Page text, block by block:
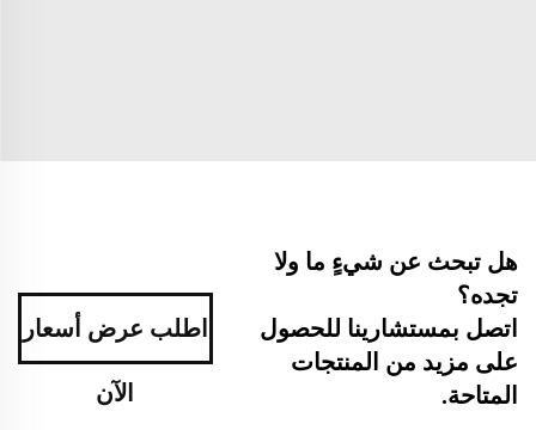
هل تبحث عن شيءٍ ما ولا
تجده؟
اتصل بمستشارينا للحصول
على مزيد من المنتجات
المتاحة.
اطلب عرض أسعار
الآن